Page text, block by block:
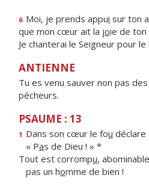
6 Moi, je prends appui sur ton
que mon cœur ait la joie de ton
Je chanterai le Seigneur pour le
ANTIENNE
Tu es venu sauver non pas
pécheurs.
PSAUME : 13
1 Dans son cœur le fou déclare :
« Pas de Dieu ! » *
Tout est corrompu,
pas un homme de bien !